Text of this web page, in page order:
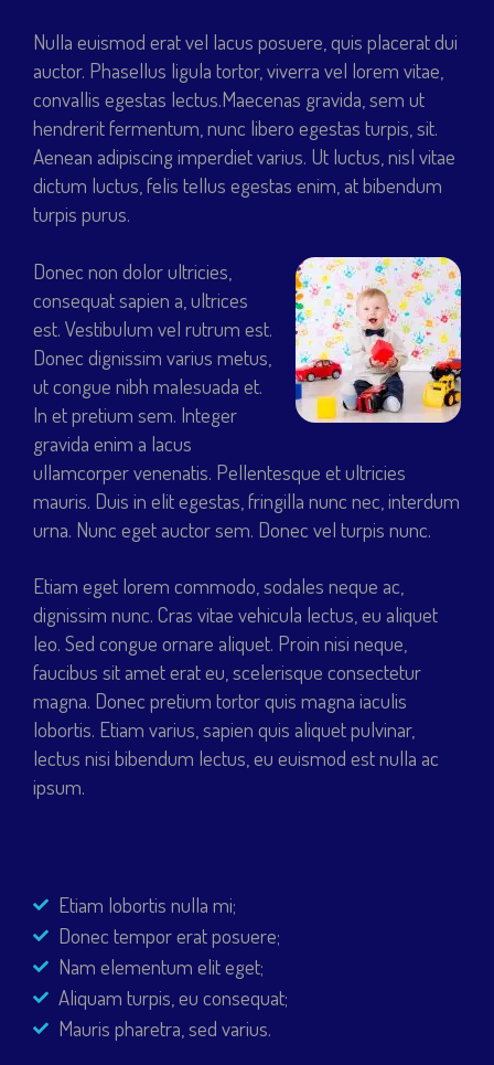
Nulla euismod erat vel lacus posuere, quis placerat dui
auctor. Phasellus ligula tortor, viverra vel lorem vitae,
convallis egestas lectus.Maecenas gravida, sem ut
hendrerit fermentum, nunc libero egestas turpis, sit.
Aenean adipiscing imperdiet varius. Ut luctus, nisl vitae
dictum luctus, felis tellus egestas enim, at bibendum
turpis purus.
Donec non dolor ultricies,
consequat sapien a, ultrices
est. Vestibulum vel rutrum est.
Donec dignissim varius metus,
ut congue nibh malesuada et.
In et pretium sem. Integer
gravida enim a lacus
ullamcorper venenatis. Pellentesque et ultricies
mauris. Duis in elit egestas, fringilla nunc nec, interdum
urna. Nunc eget auctor sem. Donec vel turpis nunc.
Etiam eget lorem commodo, sodales neque ac,
dignissim nunc. Cras vitae vehicula lectus, eu aliquet
leo. Sed congue ornare aliquet. Proin nisi neque,
faucibus sit amet erat eu, scelerisque consectetur
magna. Donec pretium tortor quis magna iaculis
lobortis. Etiam varius, sapien quis aliquet pulvinar,
lectus nisi bibendum lectus, eu euismod est nulla ac
ipsum.
Etiam lobortis nulla mi;
Donec tempor erat posuere;
Nam elementum elit eget;
Aliquam turpis, eu consequat;
Mauris pharetra, sed varius.